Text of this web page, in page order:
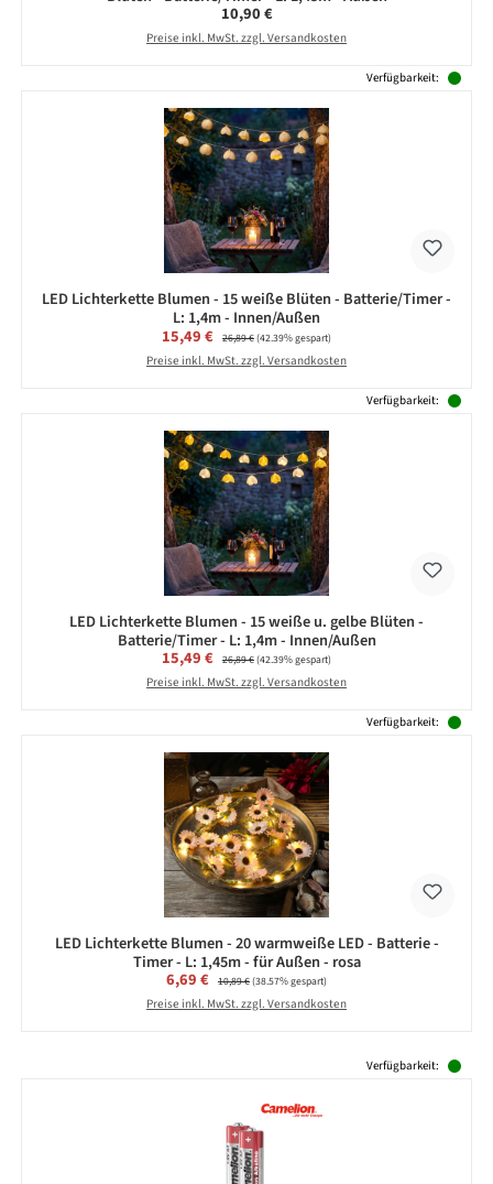
Regulärer Preis:
10,90 €
Preise inkl. MwSt. zzgl. Versandkosten
Verfügbarkeit:
LED Lichterkette Blumen - 15 weiße Blüten - Batterie/Timer -
L: 1,4m - Innen/Außen
Verkaufspreis:
15,49 € Regulärer Preis:
26,89 €(42.39% gespart)
Preise inkl. MwSt. zzgl. Versandkosten
Verfügbarkeit:
LED Lichterkette Blumen - 15 weiße u. gelbe Blüten -
Batterie/Timer - L: 1,4m - Innen/Außen
Verkaufspreis:
15,49 € Regulärer Preis:
26,89 €(42.39% gespart)
Preise inkl. MwSt. zzgl. Versandkosten
Verfügbarkeit:
LED Lichterkette Blumen - 20 warmweiße LED - Batterie -
Timer - L: 1,45m - für Außen - rosa
Verkaufspreis:
6,69 € Regulärer Preis:
10,89 €(38.57% gespart)
Preise inkl. MwSt. zzgl. Versandkosten
Verfügbarkeit: